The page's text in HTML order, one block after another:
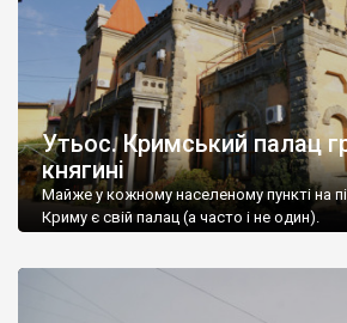
Утьос. Кримський палац
княгині
Майже у кожному населеному пункті на
Криму є свій палац (а часто і не один).